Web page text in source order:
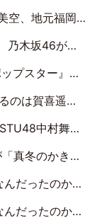
ップサポーター』に就任
ォーマンスの舞台裏
身全霊のステージ
った私を見ていただけたら」
い挑戦は自らの手で
境をともに“凌”ぐ似た者同士の絆
完全に引かせてしまって。時代が変わったんだなって」
てめえはでんぱ組．incなんだよ！』って肩パンされて(笑)」